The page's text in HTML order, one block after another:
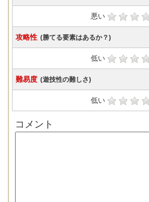
悪い
攻略性 (勝てる要素はあるか？)
低い
難易度 (遊技性の難しさ)
低い
コメント